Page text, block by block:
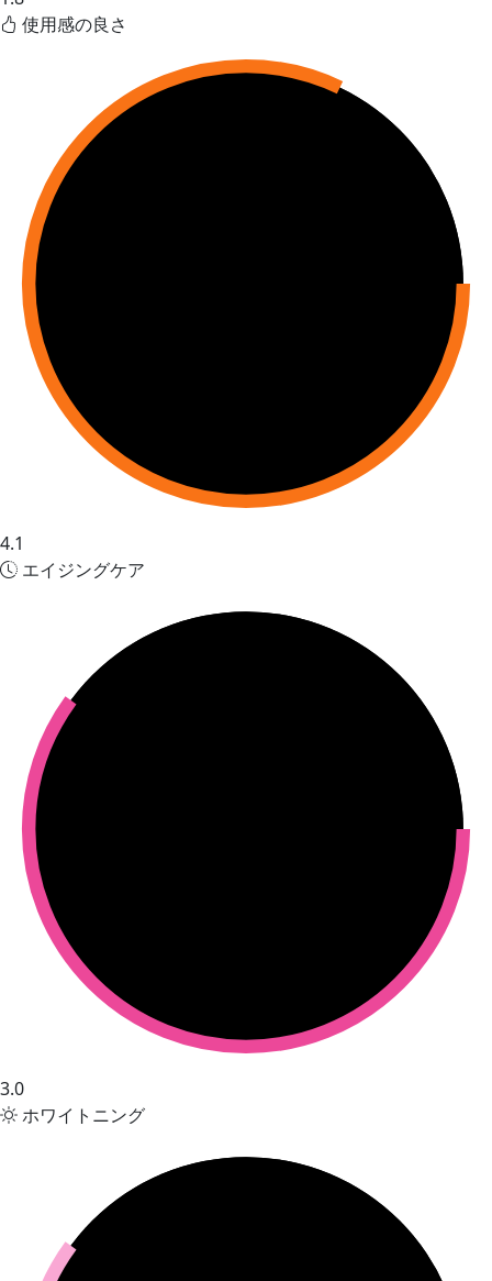
使用感の良さ
4.1
エイジングケア
3.0
ホワイトニング